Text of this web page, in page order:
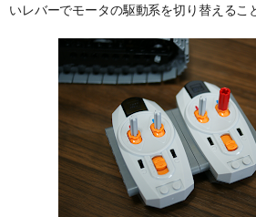
いレバーでモータの駆動系を切り替えるこ